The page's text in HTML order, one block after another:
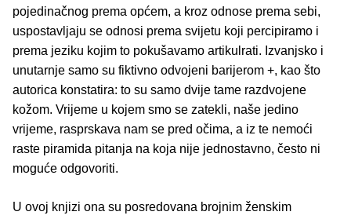
pojedinačnog prema općem, a kroz odnose prema sebi,
uspostavljaju se odnosi prema svijetu koji percipiramo i
prema jeziku kojim to pokušavamo artikulrati. Izvanjsko i
unutarnje samo su fiktivno odvojeni barijerom +, kao što
autorica konstatira: to su samo dvije tame razdvojene
kožom. Vrijeme u kojem smo se zatekli, naše jedino
vrijeme, rasprskava nam se pred očima, a iz te nemoći
raste piramida pitanja na koja nije jednostavno, često ni
moguće odgovoriti.
U ovoj knjizi ona su posredovana brojnim ženskim